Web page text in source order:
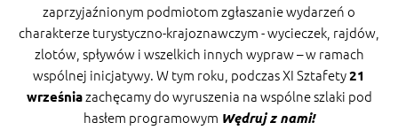
zaprzyjaźnionym podmiotom zgłaszanie wydarzeń o
charakterze turystyczno-krajoznawczym - wycieczek, rajdów,
zlotów, spływów i wszelkich innych wypraw – w ramach
wspólnej inicjatywy. W tym roku, podczas XI Sztafety21
wrześniazachęcamy do wyruszenia na wspólne szlaki pod
hasłem programowym Wędruj z nami!